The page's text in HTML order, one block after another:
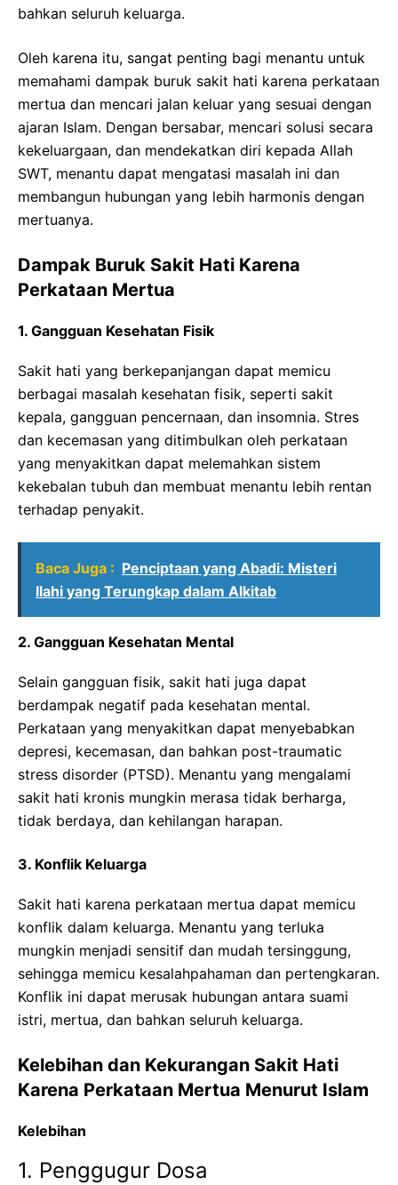
bahkan seluruh keluarga.
Oleh karena itu, sangat penting bagi menantu untuk
memahami dampak buruk sakit hati karena perkataan
mertua dan mencari jalan keluar yang sesuai dengan
ajaran Islam. Dengan bersabar, mencari solusi secara
kekeluargaan, dan mendekatkan diri kepada Allah
SWT, menantu dapat mengatasi masalah ini dan
membangun hubungan yang lebih harmonis dengan
mertuanya.
Dampak Buruk Sakit Hati Karena
Perkataan Mertua
1. Gangguan Kesehatan Fisik
Sakit hati yang berkepanjangan dapat memicu
berbagai masalah kesehatan fisik, seperti sakit
kepala, gangguan pencernaan, dan insomnia. Stres
dan kecemasan yang ditimbulkan oleh perkataan
yang menyakitkan dapat melemahkan sistem
kekebalan tubuh dan membuat menantu lebih rentan
terhadap penyakit.
Baca Juga : Penciptaan yang Abadi: Misteri
Ilahi yang Terungkap dalam Alkitab
2. Gangguan Kesehatan Mental
Selain gangguan fisik, sakit hati juga dapat
berdampak negatif pada kesehatan mental.
Perkataan yang menyakitkan dapat menyebabkan
depresi, kecemasan, dan bahkan post-traumatic
stress disorder (PTSD). Menantu yang mengalami
sakit hati kronis mungkin merasa tidak berharga,
tidak berdaya, dan kehilangan harapan.
3. Konflik Keluarga
Sakit hati karena perkataan mertua dapat memicu
konflik dalam keluarga. Menantu yang terluka
mungkin menjadi sensitif dan mudah tersinggung,
sehingga memicu kesalahpahaman dan pertengkaran.
Konflik ini dapat merusak hubungan antara suami
istri, mertua, dan bahkan seluruh keluarga.
Kelebihan dan Kekurangan Sakit Hati
Karena Perkataan Mertua Menurut Islam
Kelebihan
1. Penggugur Dosa